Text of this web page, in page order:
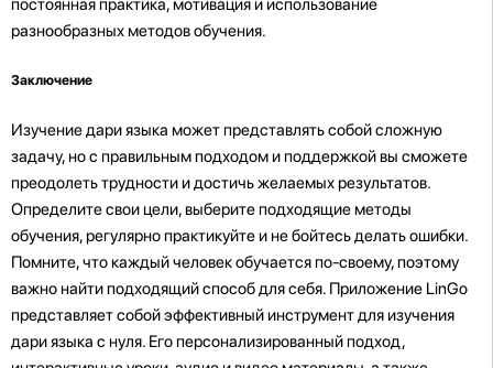
постоянная практика, мотивация и использование
разнообразных методов обучения.
Заключение
Изучение дари языка может представлять собой сложную
задачу, но с правильным подходом и поддержкой вы сможете
преодолеть трудности и достичь желаемых результатов.
Определите свои цели, выберите подходящие методы
обучения, регулярно практикуйте и не бойтесь делать ошибки.
Помните, что каждый человек обучается по-своему, поэтому
важно найти подходящий способ для себя. Приложение LinGo
представляет собой эффективный инструмент для изучения
дари языка с нуля. Его персонализированный подход,